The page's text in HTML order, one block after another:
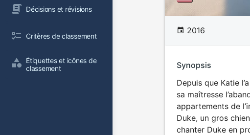
Décisions et révisions
Critères de classement
Étiquettes et icônes de
classement
2016
Synopsis
Depuis que Katie
sa maîtresse
appartements de
Duke, un gros
chanter Duke en